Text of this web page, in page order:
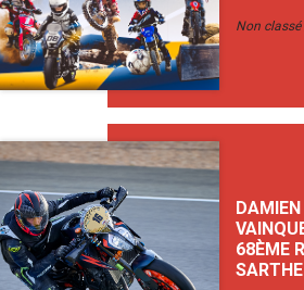
Non classé
68ÈME
SARTHE